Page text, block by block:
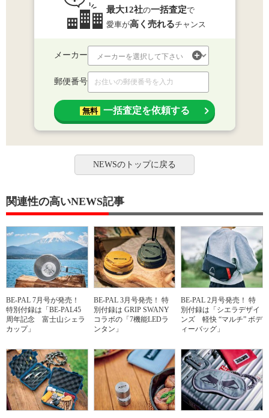
最大12社の一括査定で
愛車が高く売れるチャンス
メーカー
郵便番号
無料 一括査定を依頼する
NEWSのトップに戻る
関連性の高いNEWS記事
BE-PAL 7月号が発売！
特別付録は「BE-PAL45
周年記念 富士山シェラ
カップ」
BE-PAL 3月号発売！ 特
別付録は GRIP SWANY
コラボの「7機能LEDラ
ンタン」
BE-PAL 2月号発売！ 特
別付録は「シエラデザイ
ンズ 軽快 “マルチ” ボデ
ィーバッグ」